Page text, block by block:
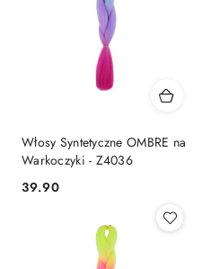
Włosy Syntetyczne OMBRE na
Warkoczyki - Z4036
Cena:
39.90